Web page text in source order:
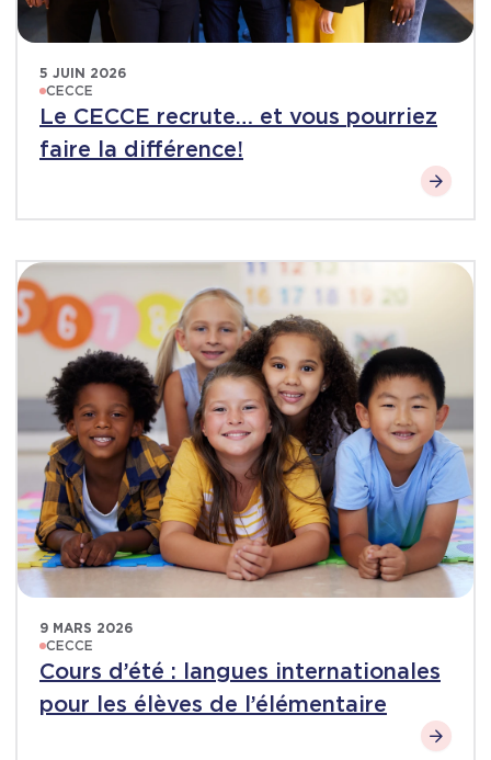
5 JUIN 2026
CECCE
Le CECCE recrute… et vous pourriez
faire la différence!
9 MARS 2026
CECCE
Cours d’été : langues internationales
pour les élèves de l’élémentaire